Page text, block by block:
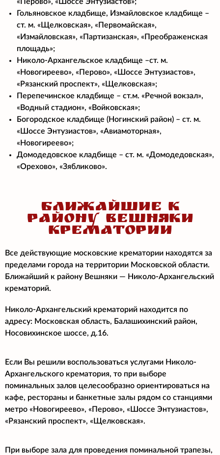
Гольяновское кладбище, Измайловское кладбище –
ст. м. «Щелковская», «Первомайская»,
«Измайловская», «Партизанская», «Преображенская
площадь»;
Николо-Архангельское кладбище –ст. м.
«Новогиреево», «Перово», «Шоссе Энтузиастов»,
«Рязанский проспект», «Щелковская»;
Перепечинское кладбище – ст.м. «Речной вокзал»,
«Водный стадион», «Войковская»;
Богородское кладбище (Ногинский район) – ст. м.
«Шоссе Энтузиастов», «Авиамоторная»,
«Новогиреево»;
Домодедовское кладбище – ст. м. «Домодедовская»,
«Орехово», «Зябликово».
БЛИЖАЙШИЕ К
РАЙОНУ ВЕШНЯКИ
КРЕМАТОРИИ
Все действующие московские крематории находятся за
пределами города на территории Московской области.
Ближайший к району Вешняки — Николо-Архангельский
крематорий.
Николо-Архангельский крематорий находится по
адресу: Московская область, Балашихинский район,
Носовихинское шоссе, д.16.
Если Вы решили воспользоваться услугами Николо-
Архангельского крематория, то при выборе
поминальных залов целесообразно ориентироваться на
кафе, рестораны и банкетные залы рядом со станциями
метро «Новогиреево», «Перово», «Шоссе Энтузиастов»,
«Рязанский проспект», «Щелковская».
При выборе зала для проведения поминальной трапезы,